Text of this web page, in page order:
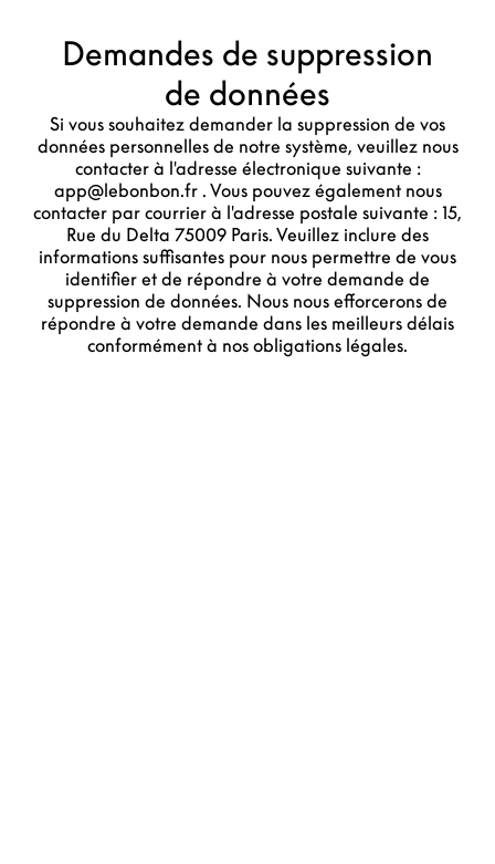
Demandes de suppression
de données
Si vous souhaitez demander la suppression de vos
données personnelles de notre système, veuillez nous
contacter à l'adresse électronique suivante :
app@lebonbon.fr . Vous pouvez également nous
contacter par courrier à l'adresse postale suivante : 15,
Rue du Delta 75009 Paris. Veuillez inclure des
informations suffisantes pour nous permettre de vous
identifier et de répondre à votre demande de
suppression de données. Nous nous efforcerons de
répondre à votre demande dans les meilleurs délais
conformément à nos obligations légales.